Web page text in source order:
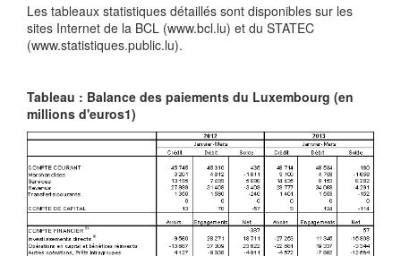
Les tableaux statistiques détaillés sont disponibles sur les
sites Internet de la BCL (www.bcl.lu) et du STATEC
(www.statistiques.public.lu).
Tableau : Balance des paiements du Luxembourg (en
millions d'euros1)